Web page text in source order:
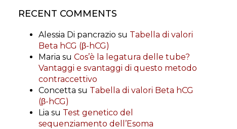
RECENT COMMENTS
Alessia Di pancrazio su Tabella di valori
Beta hCG (β-hCG)
Maria su Cos’è la legatura delle tube?
Vantaggi e svantaggi di questo metodo
contraccettivo
Concetta su Tabella di valori Beta hCG
(β-hCG)
Lia su Test genetico del
sequenziamento dell’Esoma